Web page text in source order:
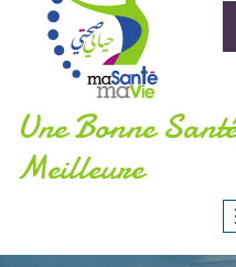
Une Bonne
Meilleure